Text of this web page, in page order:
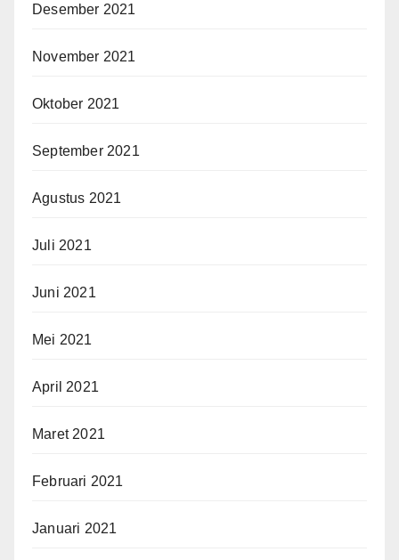
Desember 2021
November 2021
Oktober 2021
September 2021
Agustus 2021
Juli 2021
Juni 2021
Mei 2021
April 2021
Maret 2021
Februari 2021
Januari 2021